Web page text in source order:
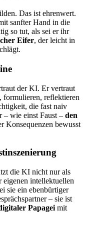
Das ist ehrenwert.
sanfter Hand in die
so tut, als sei er ihr
Eifer, der leicht in
der KI. Er vertraut
formulieren, reflektieren
die fast naiv
– wie einst Faust – den
Konsequenzen bewusst
die KI nicht nur als
eigenen intellektuellen
sie ein ebenbürtiger
– sie ist
Papagei mit